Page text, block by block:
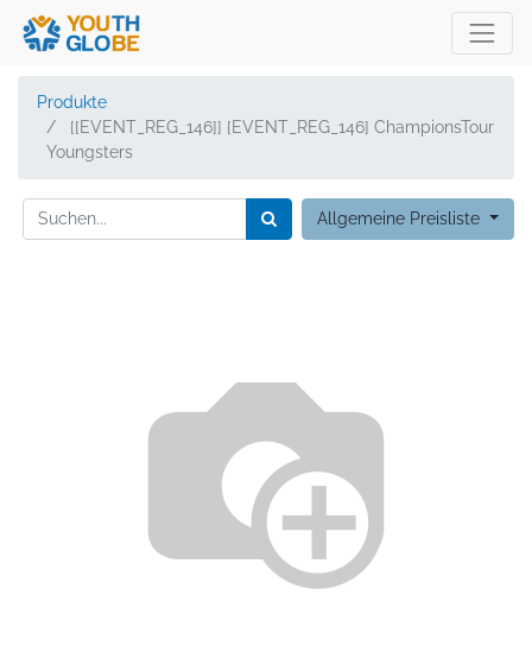
Produkte
[[EVENT_REG_146]] [EVENT_REG_146] ChampionsTour
Youngsters
Allgemeine Preisliste